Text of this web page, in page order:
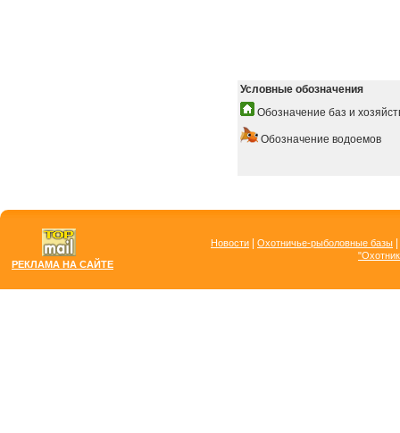
Условные обозначения
Обозначение баз и
Обозначение водоемов
РЕКЛАМА НА САЙТЕ
Новости Охотничье-рыболовные базы